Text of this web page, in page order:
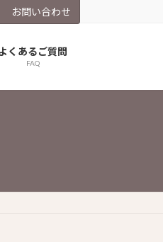
お問い合わせ
くあるご質問
FAQ